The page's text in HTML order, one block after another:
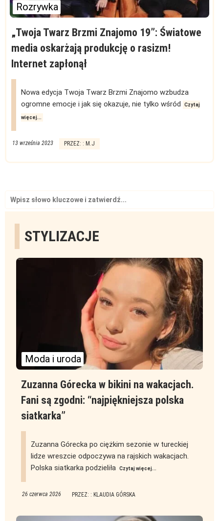
Rozrywka
„Twoja Twarz Brzmi Znajomo 19”: Światowe
media oskarżają produkcję o rasizm!
Internet zapłonął
Nowa edycja Twoja Twarz Brzmi Znajomo wzbudza
ogromne emocje i jak się okazuje, nie tylko wśród
Czytaj
więcej...
13 września 2023 PRZEZ: : M.J
for:
STYLIZACJE
Moda i uroda
Zuzanna Górecka w bikini na wakacjach.
Fani są zgodni: “najpiękniejsza polska
siatkarka”
Zuzanna Górecka po ciężkim sezonie w tureckiej
lidze wreszcie odpoczywa na rajskich wakacjach.
Polska siatkarka podzieliła
Czytaj więcej...
26 czerwca 2026 PRZEZ: : KLAUDIA GÓRSKA